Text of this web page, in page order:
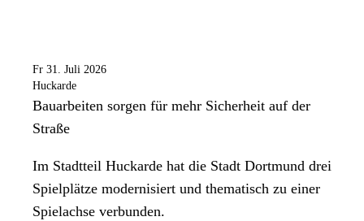
Fr 31. Juli 2026
Huckarde
Bauarbeiten sorgen für mehr Sicherheit auf der
Straße
Im Stadtteil Huckarde hat die Stadt Dortmund drei
Spielplätze modernisiert und thematisch zu einer
Spielachse verbunden.